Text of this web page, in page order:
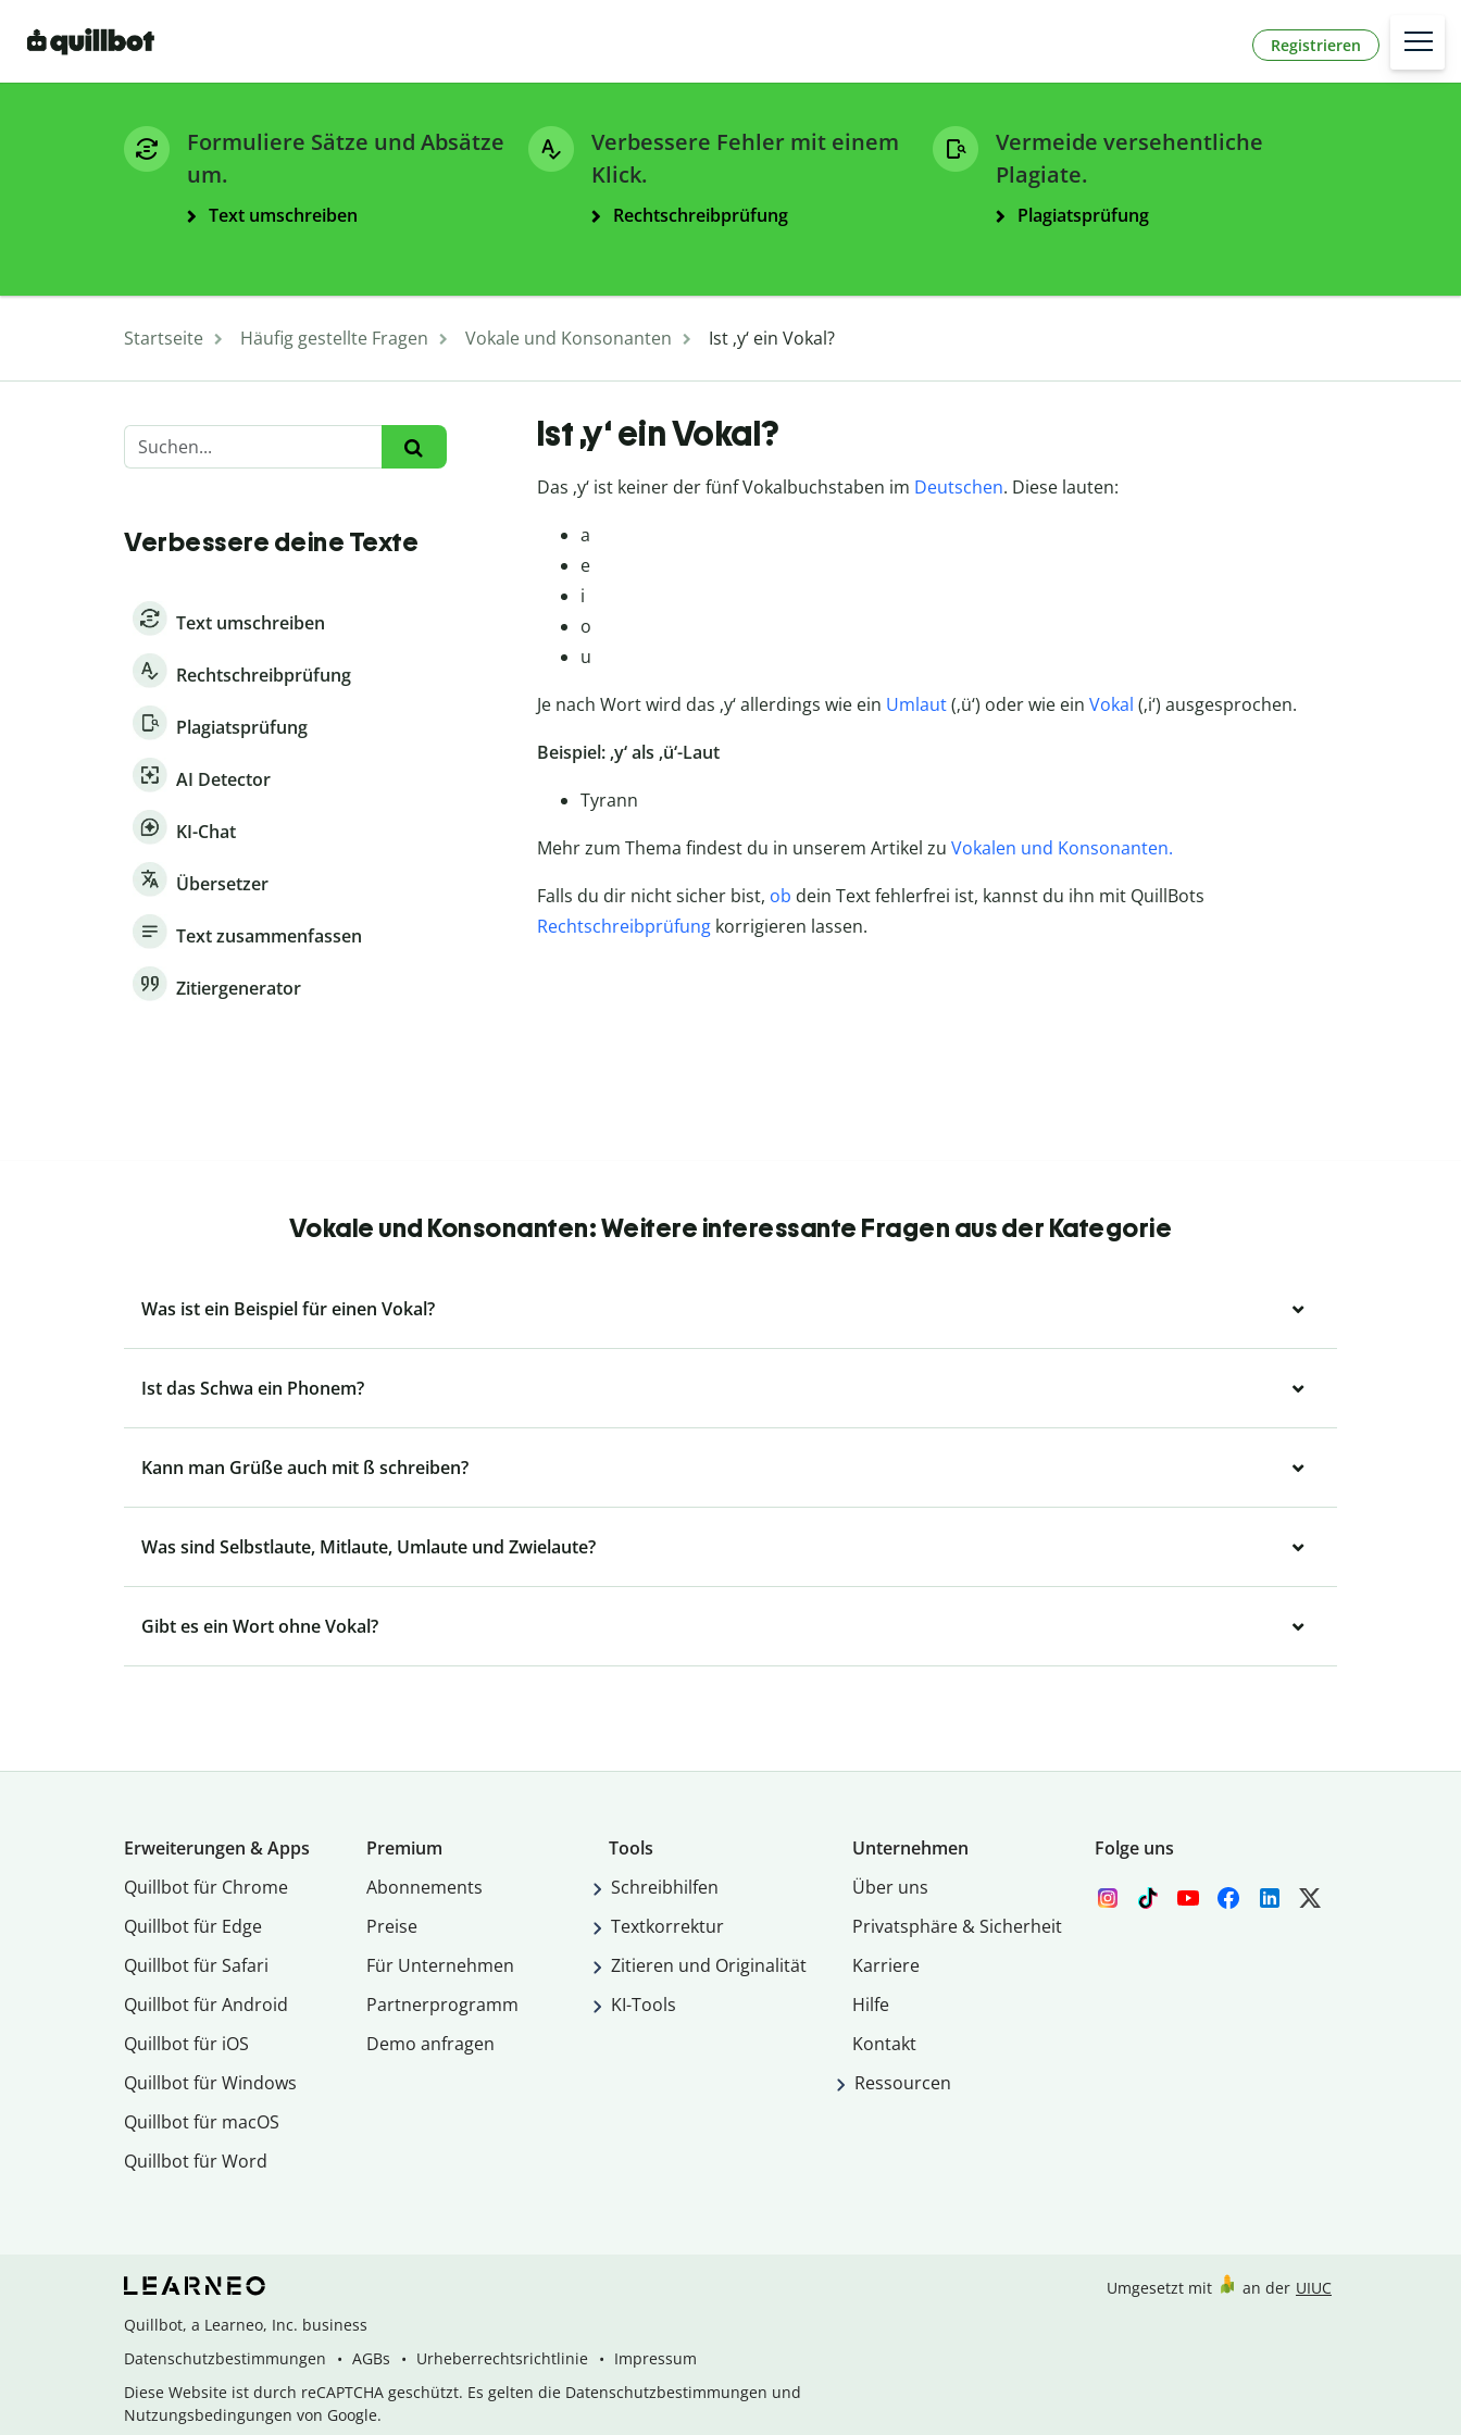
Registrieren
Formuliere Sätze und Absätze
um.
Text umschreiben
Verbessere Fehler mit einem
Klick.
Rechtschreibprüfung
Vermeide versehentliche
Plagiate.
Plagiatsprüfung
Startseite Häufig gestellte Fragen Vokale und Konsonanten Ist ‚y‘ ein Vokal?
Verbessere deine Texte
Text umschreiben
Rechtschreibprüfung
Plagiatsprüfung
AI Detector
KI-Chat
Übersetzer
Text zusammenfassen
Zitiergenerator
Ist ‚y‘ ein Vokal?
Das ‚y‘ ist keiner der fünf Vokalbuchstaben im Deutschen. Diese lauten:
a
e
i
o
u
Je nach Wort wird das ‚y‘ allerdings wie ein Umlaut(‚ü‘) oder wie ein Vokal (‚i‘) ausgesprochen.
Beispiel: ‚y‘ als ‚ü‘-Laut
Tyrann
Mehr zum Thema findest du in unserem Artikel zu Vokalen und Konsonanten.
Falls du dir nicht sicher bist, ob dein Text fehlerfrei ist, kannst du ihn mit QuillBots
Rechtschreibprüfungkorrigieren lassen.
Vokale und Konsonanten: Weitere interessante Fragen aus der Kategorie
Was ist ein Beispiel für einen Vokal?
Ist das Schwa ein Phonem?
Kann man Grüße auch mit ß schreiben?
Was sind Selbstlaute, Mitlaute, Umlaute und Zwielaute?
Gibt es ein Wort ohne Vokal?
Erweiterungen & Apps
Quillbot für Chrome
Quillbot für Edge
Quillbot für Safari
Quillbot für Android
Quillbot für iOS
Quillbot für Windows
Quillbot für macOS
Quillbot für Word
Premium
Abon­ne­ments
Preise
Für Unternehmen
Partnerprogramm
Demo anfragen
Tools
Schreibhilfen
Textkorrektur
Zitieren und Originalität
KI-Tools
Unternehmen
Über uns
Privatsphäre & Sicherheit
Karriere
Hilfe
Kontakt
Ressourcen
Folge uns
Quillbot, a Learneo, Inc. business
Datenschutzbestimmungen
AGBs Urheberrechtsrichtlinie
Impressum
Diese Website ist durch reCAPTCHA geschützt. Es gelten die Datenschutzbestimmungen und
Nutzungsbedingungen von Google.
Umgesetzt mit an der UIUC